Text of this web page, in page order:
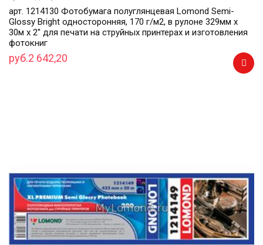
арт. 1214130 Фотобумага полуглянцевая Lomond Semi-
Glossy Bright односторонняя, 170 г/м2, в рулоне 329мм х
30м х 2'' для печати на струйных принтерах и изготовления
фотокниг
руб.2 642,20